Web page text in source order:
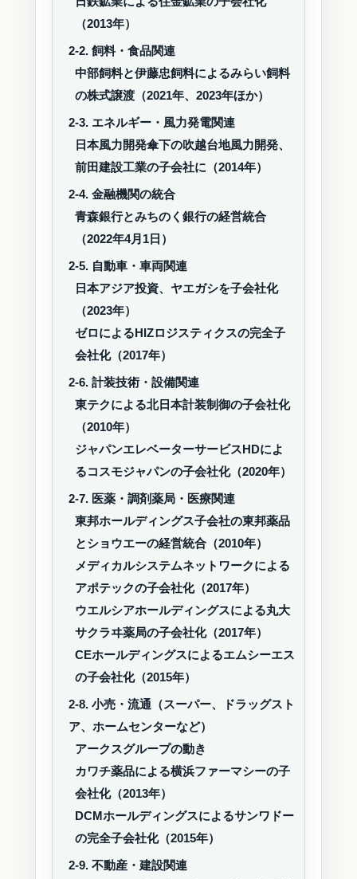
（2013年）
2-2. 飼料・食品関連
中部飼料と伊藤忠飼料によるみらい飼料
の株式譲渡（2021年、2023年ほか）
2-3. エネルギー・風力発電関連
日本風力開発傘下の吹越台地風力開発、
前田建設工業の子会社に（2014年）
2-4. 金融機関の統合
青森銀行とみちのく銀行の経営統合
（2022年4月1日）
2-5. 自動車・車両関連
日本アジア投資、ヤエガシを子会社化
（2023年）
ゼロによるHIZロジスティクスの完全子
会社化（2017年）
2-6. 計装技術・設備関連
東テクによる北日本計装制御の子会社化
（2010年）
ジャパンエレベーターサービスHDによ
るコスモジャパンの子会社化（2020年）
2-7. 医薬・調剤薬局・医療関連
東邦ホールディングス子会社の東邦薬品
とショウエーの経営統合（2010年）
メディカルシステムネットワークによる
アポテックの子会社化（2017年）
ウエルシアホールディングスによる丸大
サクラヰ薬局の子会社化（2017年）
CEホールディングスによるエムシーエス
の子会社化（2015年）
2-8. 小売・流通（スーパー、ドラッグスト
ア、ホームセンターなど）
アークスグループの動き
カワチ薬品による横浜ファーマシーの子
会社化（2013年）
DCMホールディングスによるサンワドー
の完全子会社化（2015年）
2-9. 不動産・建設関連